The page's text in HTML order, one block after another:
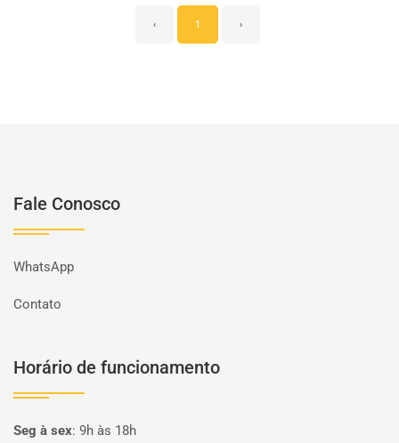
‹ 1 ›
Fale Conosco
WhatsApp
Contato
Horário de funcionamento
Seg à sex: 9h às 18h